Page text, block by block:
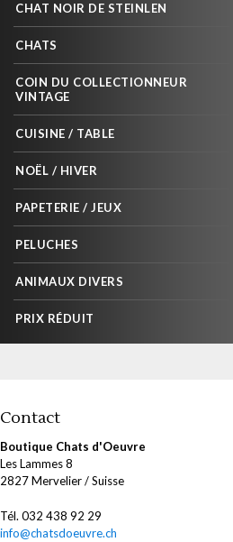
CHAT NOIR DE STEINLEN
CHATS
COIN DU COLLECTIONNEUR
VINTAGE
CUISINE / TABLE
NOËL / HIVER
PAPETERIE / JEUX
PELUCHES
ANIMAUX DIVERS
PRIX RÉDUIT
Contact
Boutique Chats d'Oeuvre
Les Lammes 8
2827 Mervelier / Suisse
Tél. 032 438 92 29
info@chatsdoeuvre.ch